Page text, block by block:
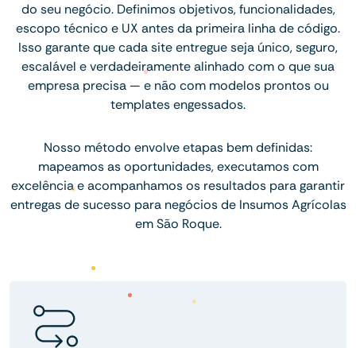
do seu negócio. Definimos objetivos, funcionalidades,
escopo técnico e UX antes da primeira linha de código.
Isso garante que cada site entregue seja único, seguro,
escalável e verdadeiramente alinhado com o que sua
empresa precisa — e não com modelos prontos ou
templates engessados.
Nosso método envolve etapas bem definidas:
mapeamos as oportunidades, executamos com
excelência e acompanhamos os resultados para garantir
entregas de sucesso para negócios de Insumos Agrícolas
em São Roque.